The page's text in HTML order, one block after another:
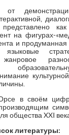
на фигурах-
и продуманная
в своём
общества XXI
литературы: